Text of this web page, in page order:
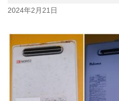
2024年2月21日